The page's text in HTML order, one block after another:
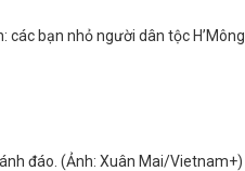
bạn nhỏ người dân tộc H’Mông
đáo. (Ảnh: Xuân Mai/Vietnam+)